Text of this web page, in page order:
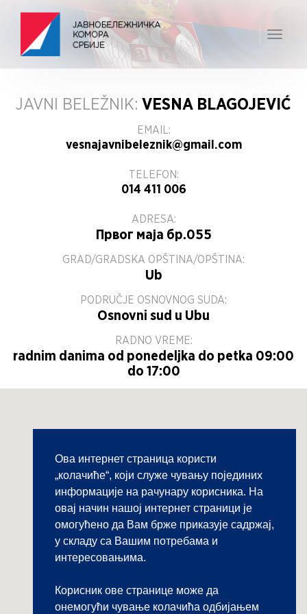
Ова интернет страница користи
„колачиће“, који служе чувању појединих
информације на рачунару корисника. На
овај начин нашој интернет страници је
омогућено да Вам брже приказује садржај,
у складу са Вашим потребама и
интересовањима.
Корисник ове странице може да
онемогући чување колачића одбијањем
Toggle
JAVNI BELEŽNIK: VESNA BLAGOJEVIĆ
EMAIL:
vesnajavnibeleznik@gmail.com
TELEFON:
014 411 006
ADRESA:
Првог маја бр.055
GRAD/GRADSKA OPŠTINA/OPŠTINA:
Ub
PODRUČJE OSNOVNOG SUDA:
Osnovni sud u Ubu
RADNO VREME:
radnim danima od ponedeljka do petka 09:00
do 17:00